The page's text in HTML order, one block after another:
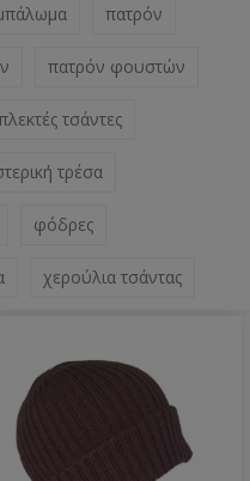
πατρόν
πατρόν φουστών
τσάντες
τρέσα
φόδρες
χερούλια τσάντας